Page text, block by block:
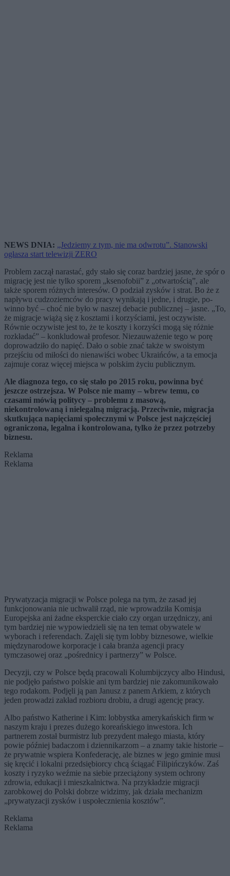
NEWS DNIA: „Jedziemy z tym, nie ma odwrotu”. Stanowski
ogłasza start telewizji ZERO
Problem zaczął narastać, gdy stało się coraz bardziej jasne, że spór o
migrację jest nie tylko sporem „ksenofobii” z „otwartością”, ale
także sporem różnych interesów. O podział zysków i strat. Bo że z
na­pływu cudzoziemców do pracy wynikają i jedne, i drugie, po­
winno być – choć nie było w naszej debacie publicznej – jasne. „To,
że migracje wiążą się z kosztami i korzyściami, jest oczywi­ste.
Równie oczywiste jest to, że te koszty i korzyści mogą się różnie
rozkładać” – konkludował profesor. Niezauważenie tego w porę
doprowadziło do napięć. Dało o sobie znać także w swo­istym
przejściu od miłości do nienawiści wobec Ukraińców, a ta emocja
zajmuje coraz więcej miejsca w polskim życiu publicznym.
Ale diagnoza tego, co się stało po 2015 roku, powinna być
jeszcze ostrzejsza. W Polsce nie mamy – wbrew temu, co
czasami mówią politycy – problemu z masową,
niekontrolowaną i nie­legalną migracją. Przeciwnie, migracja
skutkująca napięciami społecznymi w Polsce jest najczęściej
ograniczona, legalna i kontrolowana, tylko że przez potrzeby
biznesu.
Reklama
Reklama
Prywatyzacja migracji w Polsce polega na tym, że zasad jej
funkcjonowania nie uchwalił rząd, nie wprowadziła Komisja
Europejska ani żadne eksperckie ciało czy organ urzędniczy, ani
tym bardziej nie wypowiedzieli się na ten temat obywatele w
wyborach i referendach. Zajęli się tym lobby biznesowe, wielkie
między­narodowe korporacje i cała branża agencji pracy
tymczasowej oraz „pośrednicy i partnerzy” w Polsce.
Decyzji, czy w Polsce będą pracowali Kolumbijczycy albo Hindusi,
nie podjęło państwo polskie ani tym bardziej nie za­komunikowało
tego rodakom. Podjęli ją pan Janusz z panem Arkiem, z których
jeden prowadzi zakład rozbioru drobiu, a drugi agencję pracy.
Albo państwo Katherine i Kim: lobbystka amerykańskich firm w
naszym kraju i prezes dużego koreań­skiego inwestora. Ich
partnerem został burmistrz lub prezydent małego miasta, który
powie później badaczom i dziennikarzom – a znamy takie historie –
że prywatnie wspiera Konfederację, ale biznes w jego gminie musi
się kręcić i lokalni przedsię­biorcy chcą ściągać Filipińczyków. Zaś
koszty i ryzyko weź­mie na siebie przeciążony system ochrony
zdrowia, edukacji i mieszkalnictwa. Na przykładzie migracji
zarobkowej do Polski dobrze widzimy, jak działa mechanizm
„prywatyzacji zysków i uspołecznienia kosztów”.
Reklama
Reklama